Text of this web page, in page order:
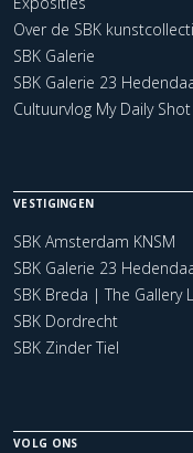
Over de SBK
SBK Galerie
SBK Galerie 23
Cultuurvlog My Daily
VESTIGINGEN
SBK Amsterdam KNSM
SBK Galerie 23
SBK Breda | The Gallery
SBK Dordrecht
SBK Zinder Tiel
VOLG ONS